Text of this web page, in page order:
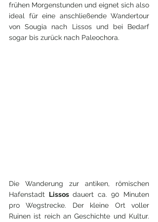
frühen Morgenstunden und eignet sich also
ideal für eine anschließende Wandertour
von Sougia nach Lissos und bei Bedarf
sogar bis zurück nach Paleochora.
Die Wanderung zur antiken, römischen
Hafenstadt Lissos dauert ca. 90 Minuten
pro Wegstrecke. Der kleine Ort voller
Ruinen ist reich an Geschichte und Kultur.